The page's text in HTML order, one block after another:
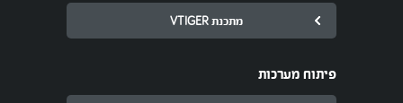
מתכנת VTIGER
פיתוח מערכות